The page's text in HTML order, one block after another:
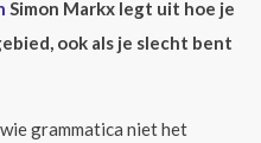
Simon Markx legt uit hoe je
ook als je slecht bent
grammatica niet het